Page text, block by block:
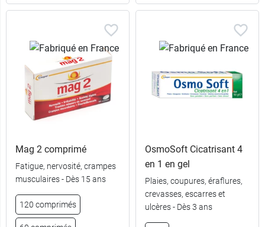
120
comprimés
14,49 €
40
Mag 2 comprimé
Fatigue, nervosité, crampes
musculaires - Dès 15 ans
120 comprimés
OsmoSoft Cicatrisant 4
en 1 en gel
Plaies, coupures, éraflures,
crevasses, escarres et
ulcères - Dès 3 ans